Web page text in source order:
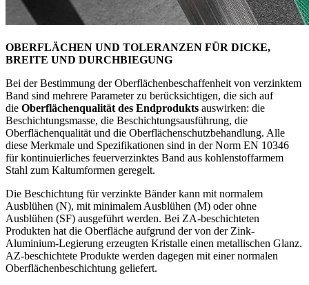
OBERFLÄCHEN UND TOLERANZEN FÜR DICKE,
BREITE UND DURCHBIEGUNG
Bei der Bestimmung der Oberflächenbeschaffenheit von verzinktem
Band sind mehrere Parameter zu berücksichtigen, die sich auf
die Oberflächenqualität des Endprodukts auswirken: die
Beschichtungsmasse, die Beschichtungsausführung, die
Oberflächenqualität und die Oberflächenschutzbehandlung. Alle
diese Merkmale und Spezifikationen sind in der Norm EN 10346
für kontinuierliches feuerverzinktes Band aus kohlenstoffarmem
Stahl zum Kaltumformen geregelt.
Die Beschichtung für verzinkte Bänder kann mit normalem
Ausblühen (N), mit minimalem Ausblühen (M) oder ohne
Ausblühen (SF) ausgeführt werden. Bei ZA-beschichteten
Produkten hat die Oberfläche aufgrund der von der Zink-
Aluminium-Legierung erzeugten Kristalle einen metallischen Glanz.
AZ-beschichtete Produkte werden dagegen mit einer normalen
Oberflächenbeschichtung geliefert.